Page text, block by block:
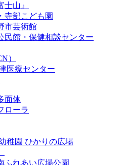
山』
寺部こども園
市芸術館
⺠館・保健相談センター
）
医療センター
面体
ローラ
稚園 ひかりの広場
ふれあい広場公園